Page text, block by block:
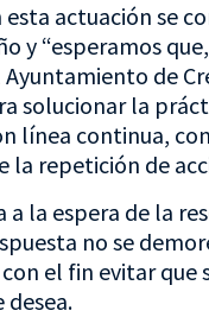
esta actuación se
y “esperamos
de
solucionar la
línea continua,
la repetición de
la espera de la
no se
el fin evitar que
desea.